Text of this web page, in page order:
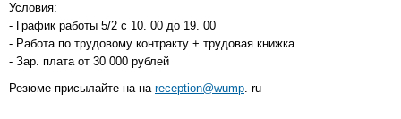
Условия:
- График работы 5/2 с 10. 00 до 19. 00
- Работа по трудовому контракту + трудовая книжка
- Зар. плата от 30 000 рублей
Резюме присылайте на на reception@wump. ru